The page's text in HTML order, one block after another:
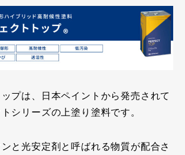
プは、日本ペイントから発売されて
シリーズの上塗り塗料です。
と光安定剤と呼ばれる物質が配合さ